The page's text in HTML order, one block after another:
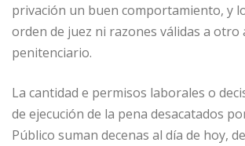
privación un buen comportamiento, y
orden de juez ni razones válidas a otro
penitenciario.
La cantidad e permisos laborales o
de ejecución de la pena desacatados
Público suman decenas al día de hoy,